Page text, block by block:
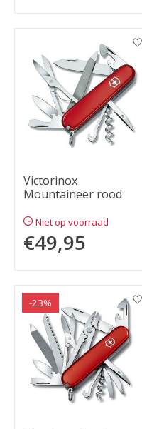
Victorinox
Mountaineer rood
Niet op voorraad
€49,95
-23%